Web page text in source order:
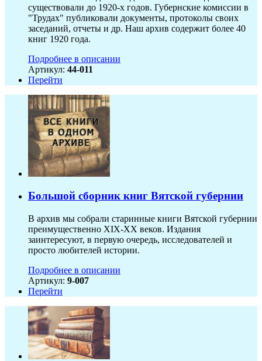
существовали до 1920-х годов. Губернские комиссии в
"Трудах" публиковали документы, протоколы своих
заседаний, отчеты и др. Наш архив содержит более 40
книг 1920 года.
Подробнее в описании
Артикул: 44-011
Перейти
Большой сборник книг Вятской губернии
В архив мы собрали старинные книги Вятской губернии
преимущественно XIX-ХХ веков. Издания
заинтересуют, в первую очередь, исследователей и
просто любителей истории.
Подробнее в описании
Артикул: 9-007
Перейти